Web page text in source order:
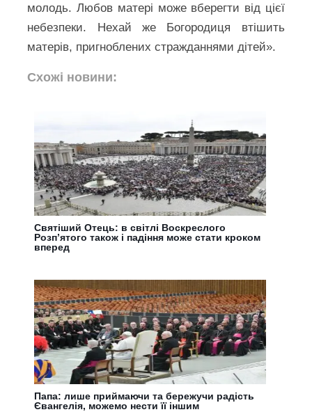
молодь. Любов матері може вберегти від цієї
небезпеки. Нехай же Богородиця втішить
матерів, пригноблених стражданнями дітей».
Схожі новини:
Святіший Отець: в світлі Воскреслого
Розп’ятого також і падіння може стати кроком
вперед
Папа: лише приймаючи та бережучи радість
Євангелія, можемо нести її іншим